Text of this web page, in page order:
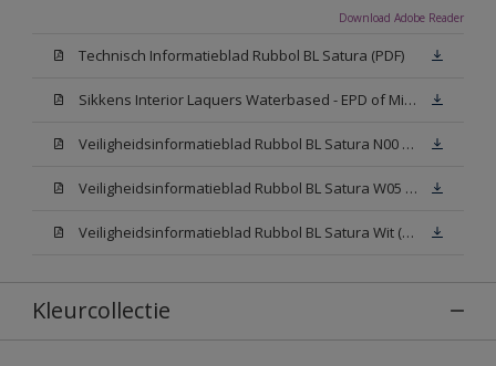
Download Adobe Reader
Technisch Informatieblad Rubbol BL Satura (PDF)
Sikkens Interior Laquers Waterbased - EPD of Milieuproductverklaring
Veiligheidsinformatieblad Rubbol BL Satura N00 (MSDS)
Veiligheidsinformatieblad Rubbol BL Satura W05 (MSDS)
Veiligheidsinformatieblad Rubbol BL Satura Wit (MSDS)
Kleurcollectie